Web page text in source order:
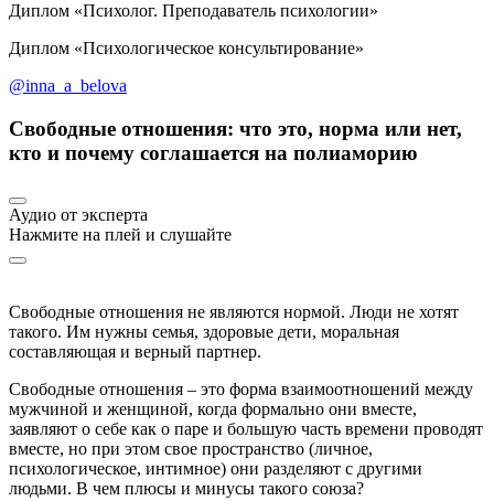
Диплом «Психолог. Преподаватель психологии»
Диплом «Психологическое консультирование»
@inna_a_belova
Свободные отношения: что это, норма или нет,
кто и почему соглашается на полиаморию
Аудио от эксперта
Нажмите на плей и слушайте
Свободные отношения не являются нормой. Люди не хотят
такого. Им нужны семья, здоровые дети, моральная
составляющая и верный партнер.
Свободные отношения – это форма взаимоотношений между
мужчиной и женщиной, когда формально они вместе,
заявляют о себе как о паре и большую часть времени проводят
вместе, но при этом свое пространство (личное,
психологическое, интимное) они разделяют с другими
людьми. В чем плюсы и минусы такого союза?